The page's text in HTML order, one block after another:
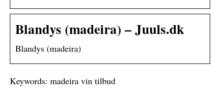
Blandys (madeira) – Juuls.dk
Blandys (madeira)
Keywords: madeira vin tilbud